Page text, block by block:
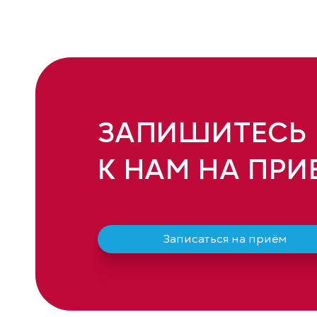
ЗАПИШИТЕСЬ
К НАМ НА
Записаться на приём